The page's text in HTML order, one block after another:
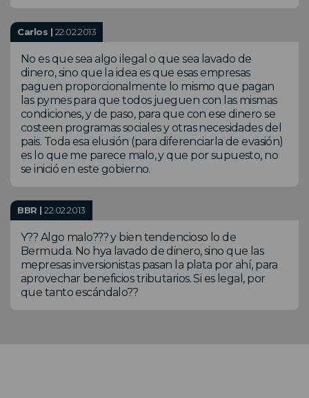
Carlos | 22.02.2013
No es que sea algo ilegal o que sea lavado de
dinero, sino que la idea es que esas empresas
paguen proporcionalmente lo mismo que pagan
las pymes para que todos jueguen con las mismas
condiciones, y de paso, para que con ese dinero se
costeen programas sociales y otras necesidades del
pais. Toda esa elusión (para diferenciarla de evasión)
es lo que me parece malo, y que por supuesto, no
se inició en este gobierno.
BBR |22.02.2013
Y?? Algo malo??? y bien tendencioso lo de
Bermuda. No hya lavado de dinero, sino que las
mepresas inversionistas pasan la plata por ahí, para
aprovechar beneficios tributarios. Si es legal, por
que tanto escándalo??